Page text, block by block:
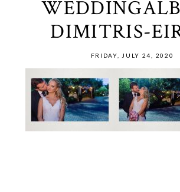
DIMITRIS-
FRIDAY, JULY 24, 2020